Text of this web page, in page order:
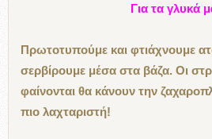
Για τα γλυκά
Πρωτοτυπούμε και φτιάχνουμε
σερβίρουμε μέσα στα βάζα. Οι
φαίνονται θα κάνουν την
πιο λαχταριστή!